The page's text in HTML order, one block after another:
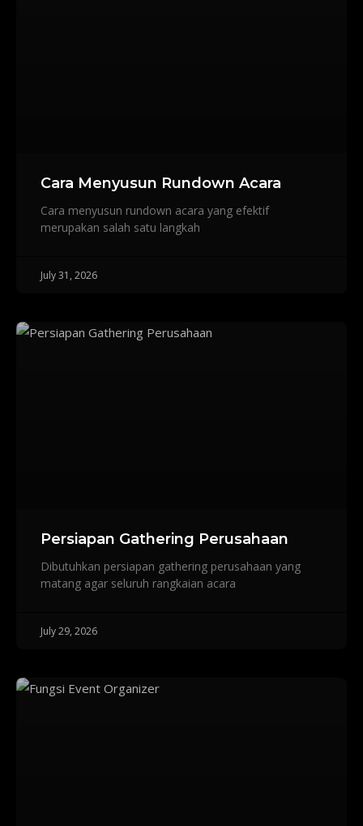
Cara Menyusun Rundown Acara
Cara menyusun rundown acara yang efektif
merupakan salah satu langkah
July 31, 2026
Persiapan Gathering Perusahaan
Dibutuhkan persiapan gathering perusahaan yang
matang agar seluruh rangkaian acara
July 29, 2026